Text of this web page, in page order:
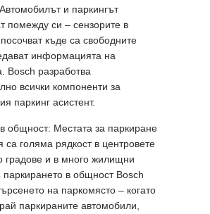
и паркингът
помежду си – сензорите в
къде са свободните
информацията на
Bosch разработва
всички компоненти за
паркинг асистент.
общност: Местата за паркиране
са голяма рядкост в центровете
градове и в много жилищни
паркирането в общност Bosch
на паркомясто – когато
паркираните автомобили,